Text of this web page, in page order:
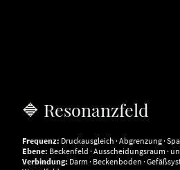
🔷 Resonanzfeld
Frequenz: Druckausgleich · Abgrenzung ·
Ebene: Beckenfeld · Ausscheidungsraum ·
Verbindung: Darm · Beckenboden ·